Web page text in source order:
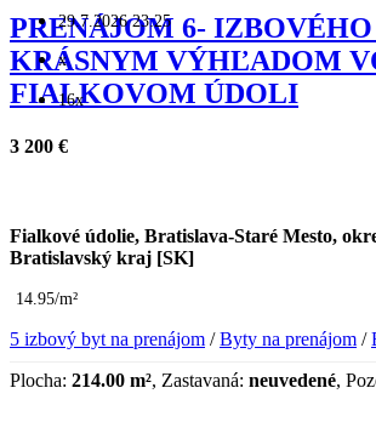
29.7.2026 23:25
x
16x
PRENÁJOM 6-
KRÁSNYM VÝHĽADOM
FIALKOVOM ÚDOLI
3 200 €
Fialkové údolie, Bratislava-Staré Mesto,
Bratislavský kraj [SK]
14.95/m²
5 izbový byt na prenájom /Byty na prenájom /
Plocha: 214.00 m², Zastavaná: neuvedené,